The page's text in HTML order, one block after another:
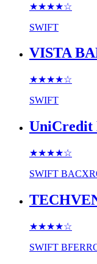
★★★★☆
SWIFT
VISTA
★★★★☆
SWIFT
UniCredit
★★★★☆
SWIFT
★★★★☆
SWIFT